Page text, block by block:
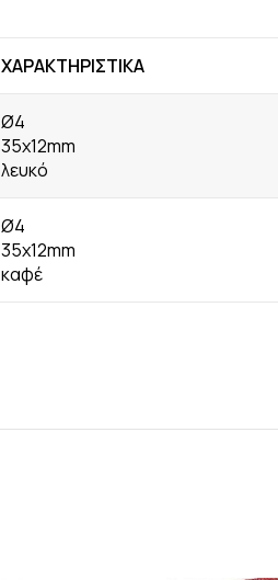
ΧΑΡΑΚΤΗΡΙΣΤΙΚΑ
Ø4
35x12mm
λευκό
Ø4
35x12mm
καφέ